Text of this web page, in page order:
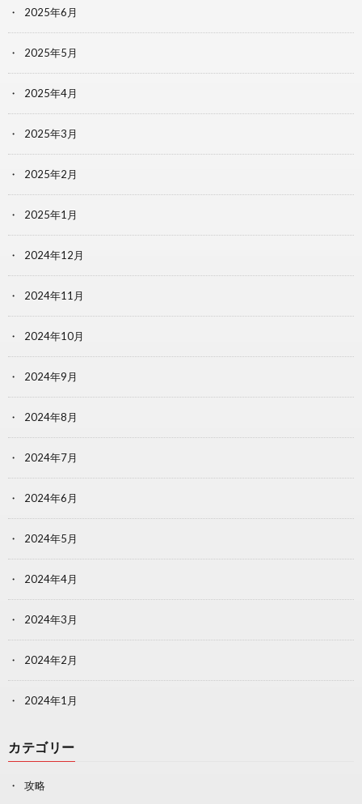
2025年6月
2025年5月
2025年4月
2025年3月
2025年2月
2025年1月
2024年12月
2024年11月
2024年10月
2024年9月
2024年8月
2024年7月
2024年6月
2024年5月
2024年4月
2024年3月
2024年2月
2024年1月
カテゴリー
攻略